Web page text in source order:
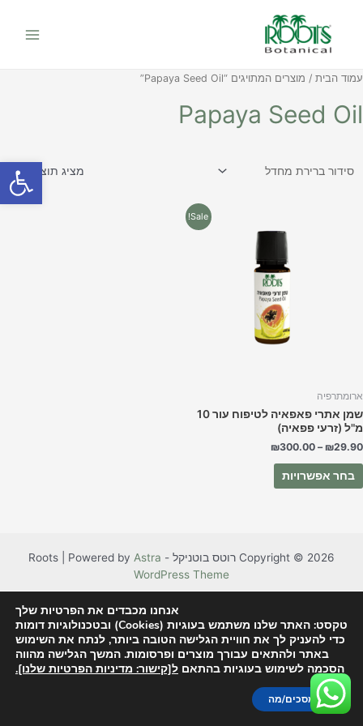
פתח
Menu
עמוד הבית / מוצרים המתויגים “Papaya Seed Oil​”
Papaya Seed Oil​
מציג תוצאה אחת
Sale!
ארומתרפיה
שמן אתרי פאפאיה לטיפוח עור 10
מ"ל (זרעי פפאיה)
₪29.90
–
₪300.00
בחר אפשרויות
זה
מספר
סוגים.
ניתן
לבחור
את
Copyright © 2026 רוטס בוטניקל - Roots | Powered by
Astra
WordPress Theme
אנחנו מכבדים את הפרטיות שלך
טקסט: האתר שלנו משתמש בעוגיות (Cookies) ובטכנולוגיות דומות
כדי להעניק לך את חוויית הגלישה הטובה ביותר, לנתח את השימוש
באתר ולהתאים עבורך מוצרים ופרסומות. המשך הגלישה מהווה
הסכמה לשימוש בעוגיות בהתאם ל[קישור: מדיניות הפרטיות שלנו].
אני מסכים/מה